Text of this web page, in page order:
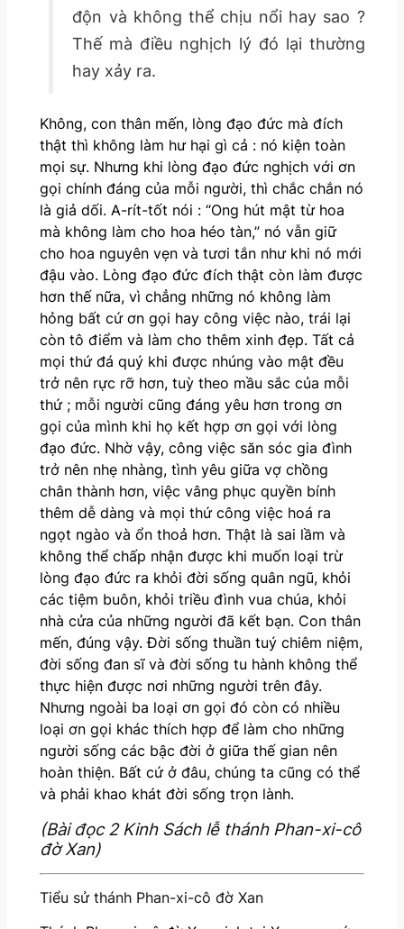
độn và không thể chịu nổi hay sao ?
Thế mà điều nghịch lý đó lại thường
hay xảy ra.
Không, con thân mến, lòng đạo đức mà đích
thật thì không làm hư hại gì cả : nó kiện toàn
mọi sự. Nhưng khi lòng đạo đức nghịch với ơn
gọi chính đáng của mỗi người, thì chắc chắn nó
là giả dối. A-rít-tốt nói : “Ong hút mật từ hoa
mà không làm cho hoa héo tàn,” nó vẫn giữ
cho hoa nguyên vẹn và tươi tắn như khi nó mới
đậu vào. Lòng đạo đức đích thật còn làm được
hơn thế nữa, vì chẳng những nó không làm
hỏng bất cứ ơn gọi hay công việc nào, trái lại
còn tô điểm và làm cho thêm xinh đẹp. Tất cả
mọi thứ đá quý khi được nhúng vào mật đều
trở nên rực rỡ hơn, tuỳ theo mầu sắc của mỗi
thứ ; mỗi người cũng đáng yêu hơn trong ơn
gọi của mình khi họ kết hợp ơn gọi với lòng
đạo đức. Nhờ vậy, công việc săn sóc gia đình
trở nên nhẹ nhàng, tình yêu giữa vợ chồng
chân thành hơn, việc vâng phục quyền bính
thêm dễ dàng và mọi thứ công việc hoá ra
ngọt ngào và ổn thoả hơn. Thật là sai lầm và
không thể chấp nhận được khi muốn loại trừ
lòng đạo đức ra khỏi đời sống quân ngũ, khỏi
các tiệm buôn, khỏi triều đình vua chúa, khỏi
nhà cửa của những người đã kết bạn. Con thân
mến, đúng vậy. Đời sống thuần tuý chiêm niệm,
đời sống đan sĩ và đời sống tu hành không thể
thực hiện được nơi những người trên đây.
Nhưng ngoài ba loại ơn gọi đó còn có nhiều
loại ơn gọi khác thích hợp để làm cho những
người sống các bậc đời ở giữa thế gian nên
hoàn thiện. Bất cứ ở đâu, chúng ta cũng có thể
và phải khao khát đời sống trọn lành.
(Bài đọc 2 Kinh Sách lễ thánh Phan-xi-cô
đờ Xan)
Tiểu sử thánh Phan-xi-cô đờ Xan